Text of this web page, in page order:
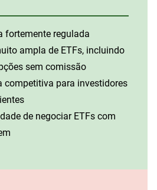
fortemente regulada
ampla de ETFs, incluindo
sem comissão
competitiva para investidores
de negociar ETFs com